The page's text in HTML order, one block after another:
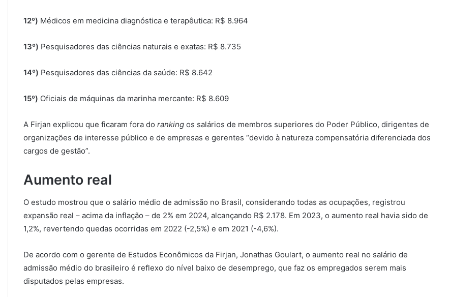
12º) Médicos em medicina diagnóstica e terapêutica: R$ 8.964
13º) Pesquisadores das ciências naturais e exatas: R$ 8.735
14º) Pesquisadores das ciências da saúde: R$ 8.642
15º) Oficiais de máquinas da marinha mercante: R$ 8.609
A Firjan explicou que ficaram fora do ranking os salários de membros superiores do Poder Público, dirigentes de
organizações de interesse público e de empresas e gerentes “devido à natureza compensatória diferenciada dos
cargos de gestão”.
Aumento real
O estudo mostrou que o salário médio de admissão no Brasil, considerando todas as ocupações, registrou
expansão real – acima da inflação – de 2% em 2024, alcançando R$ 2.178. Em 2023, o aumento real havia sido de
1,2%, revertendo quedas ocorridas em 2022 (-2,5%) e em 2021 (-4,6%).
De acordo com o gerente de Estudos Econômicos da Firjan, Jonathas Goulart, o aumento real no salário de
admissão médio do brasileiro é reflexo do nível baixo de desemprego, que faz os empregados serem mais
disputados pelas empresas.